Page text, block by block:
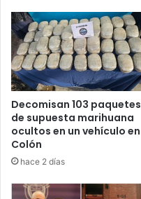
Decomisan 103 paquetes
de supuesta marihuana
ocultos en un vehículo en
Colón
hace 2 días